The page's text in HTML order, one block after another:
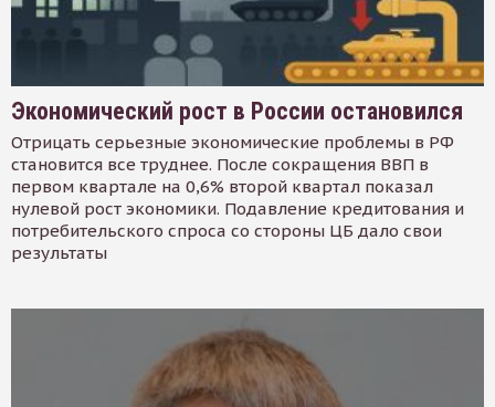
Экономический рост в России остановился
Отрицать серьезные экономические проблемы в РФ
становится все труднее. После сокращения ВВП в
первом квартале на 0,6% второй квартал показал
нулевой рост экономики. Подавление кредитования и
потребительского спроса со стороны ЦБ дало свои
результаты